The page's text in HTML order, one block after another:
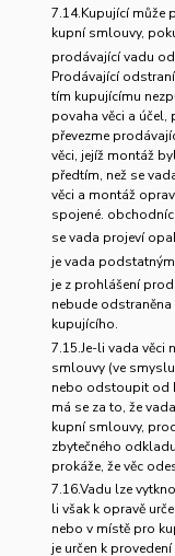
7.14.Kupující
kupní smlouvy,
prodávající vadu
Prodávající
tím kupujícímu
povaha věci a účel,
převezme
věci, jejíž montáž
předtím, než se
věci a montáž
spojené.
se vada projeví
je vada
je z prohlášení
nebude
kupujícího.
7.15.Je-li vada věci
smlouvy (ve
nebo odstoupit od
má se za to, že
kupní smlouvy,
zbytečného
prokáže, že věc
7.16.Vadu lze
li však k opravě
nebo v místě pro
je určen k provedení